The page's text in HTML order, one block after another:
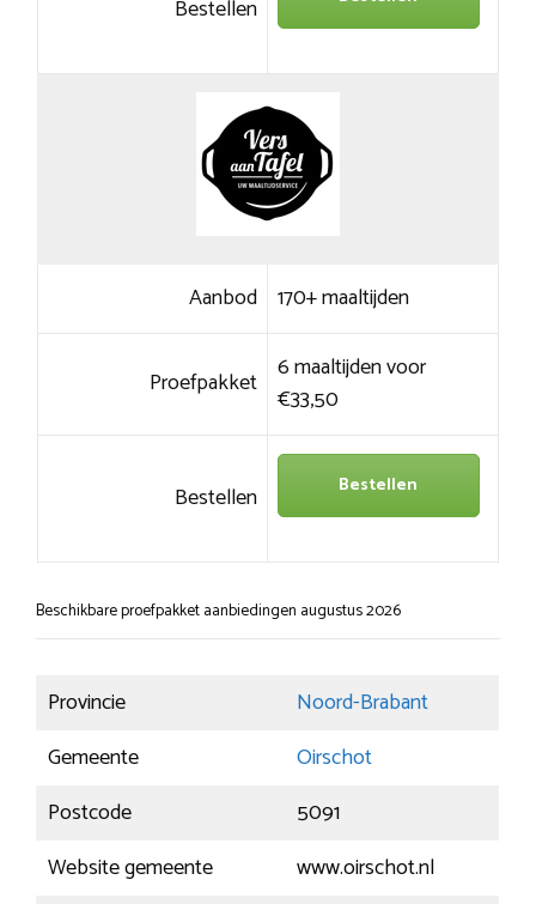
Bestellen
Aanbod 170+ maaltijden
Proefpakket 6 maaltijden voor
€33,50
Bestellen Bestellen
Beschikbare proefpakket aanbiedingen augustus 2026
Provincie
Noord-Brabant
Gemeente
Oirschot
Postcode
5091
Website gemeente
www.oirschot.nl